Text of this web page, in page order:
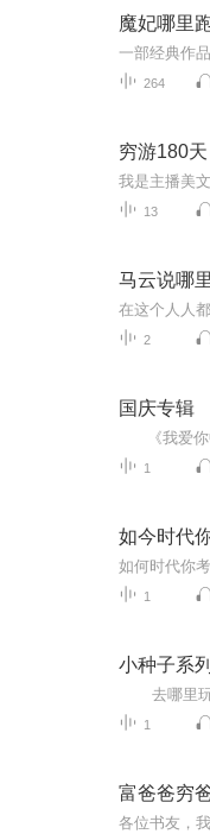
魔妃哪里
264
穷游180
13
马云说哪
2
国庆专辑
1
如今时代
1
小种子系
1
富爸爸穷